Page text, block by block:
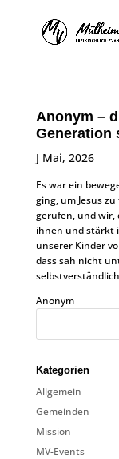
Anonym –
Generation
J Mai, 2026
Es war ein
ging, um Jesus
gerufen, und wir,
ihnen und stärkt
unserer Kinder
dass sah nicht
Anonym
Kategorien
Allgemein
Gemeinden
Mission
MV-Events